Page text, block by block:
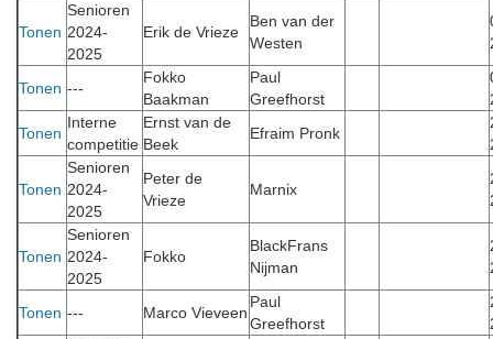
Tonen
Senioren
2024-
2025
Erik de Vrieze
Ben van der
Westen
Tonen ---
Fokko
Baakman
Paul
Greefhorst
Tonen
Interne
competitie
Ernst van de
Beek
Efraim Pronk
Tonen
Senioren
2024-
2025
Peter de
Vrieze
Marnix
Tonen
Senioren
2024-
2025
Fokko
BlackFrans
Nijman
Tonen --- Marco Vieveen
Paul
Greefhorst